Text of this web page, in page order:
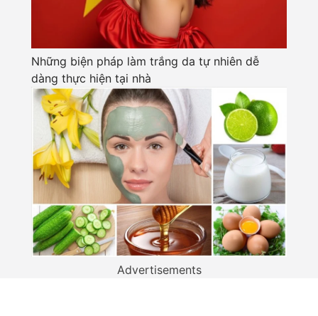
Những biện pháp làm trắng da tự nhiên dễ
dàng thực hiện tại nhà
Advertisements